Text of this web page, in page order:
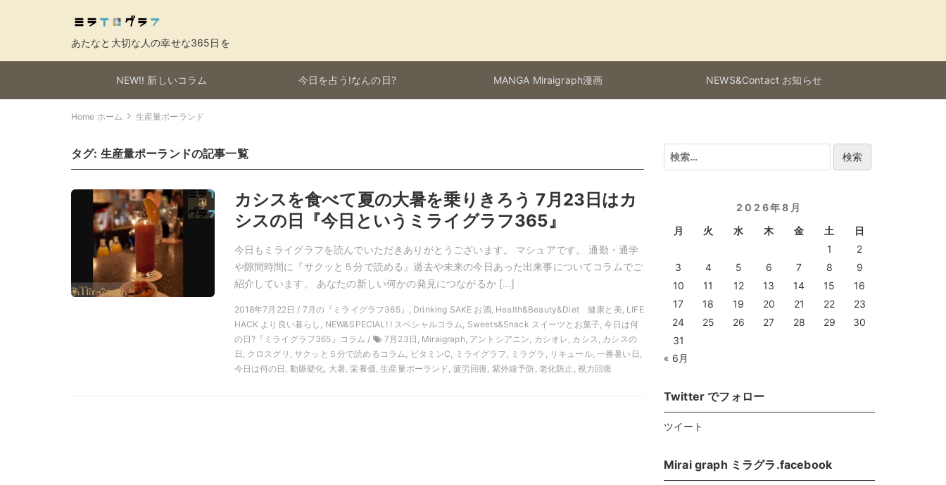
あたなと大切な人の幸せな365日を
NEW!! 新しいコラム 今日を占う!なんの日? MANGA Miraigraph漫画 NEWS&Contact お知らせ
Home ホーム 生産量ポーランド
タグ: 生産量ポーランドの記事一覧
カシスを食べて夏の大暑を乗りきろう 7月23日はカ
シスの日『今日というミライグラフ365』
今日もミライグラフを読んでいただきありがとうございます。 マシュアです。 通勤・通学
や隙間時間に『サクッと５分で読める』過去や未来の今日あった出来事についてコラムでご
紹介しています。 あなたの新しい何かの発見につながるか […]
2018年7月22日 / 7月の『ミライグラフ365』, Drinking SAKE お酒, Health&Beauty&Diet 健康と美, LIFE
HACK より良い暮らし, NEW&SPECIAL! ! スペシャルコラム, Sweets&Snack スイーツとお菓子, 今日は何
の日?『ミライグラフ365』コラム /
7月23日, Miraigraph, アントシアニン, カシオレ, カシス, カシスの
日, クロスグリ, サクッと５分で読めるコラム, ビタミンC, ミライグラフ, ミラグラ, リキュール, 一番暑い日,
今日は何の日, 動脈硬化, 大暑, 栄養価, 生産量ポーランド, 疲労回復, 紫外線予防, 老化防止, 視力回復
検
索:
2026年8月
月
火 水 木 金 土
日
1
2
3
4 5 6 7 8
9
10
11 12 13 14 15
16
17
18 19 20 21 22
23
24
25 26 27 28 29
30
31
« 6月
Twitter でフォロー
ツイート
Mirai graph ミラグラ.facebook